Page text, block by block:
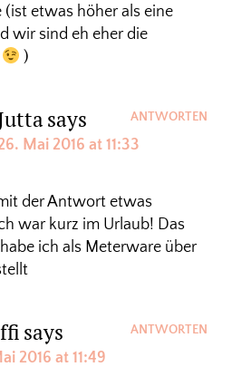
(ist etwas höher als eine
wir sind eh eher die
)
says
Mai 2016 at 11:33
der Antwort etwas
war kurz im Urlaub! Das
ich als Meterware über
ANTWORTEN
says
2016 at 11:49
ANTWORTEN